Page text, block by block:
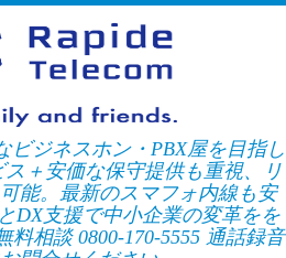
ジネスホン・PBX屋を目指し
＋安価な保守提供も重視、リ
能。最新のスマフォ内線も安
DX支援で中小企業の変革をを
相談 0800-170-5555 通話録音